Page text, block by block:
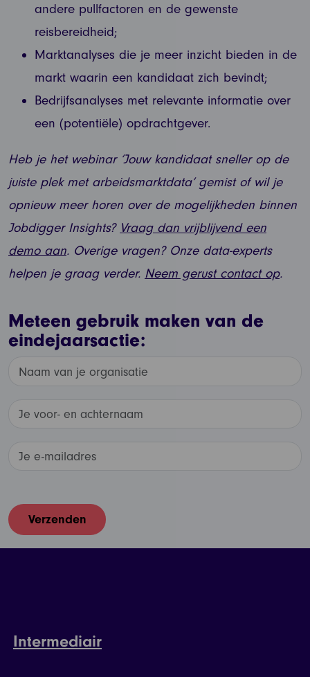
andere pullfactoren en de gewenste
reisbereidheid;
Marktanalyses die je meer inzicht bieden in de
markt waarin een kandidaat zich bevindt;
Bedrijfsanalyses met relevante informatie over
een (potentiële) opdrachtgever.
Heb je het webinar ‘Jouw kandidaat sneller op de
juiste plek met arbeidsmarktdata’ gemist of wil je
opnieuw meer horen over de mogelijkheden binnen
Jobdigger Insights? Vraag dan vrijblijvend een
demo aan. Overige vragen? Onze data-experts
helpen je graag verder. Neem gerust contact op.
Meteen gebruik maken van de
eindejaarsactie:
Intermediair